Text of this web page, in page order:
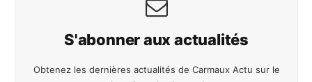
S'abonner aux actualités
Obtenez les dernières actualités de Carmaux Actu sur le